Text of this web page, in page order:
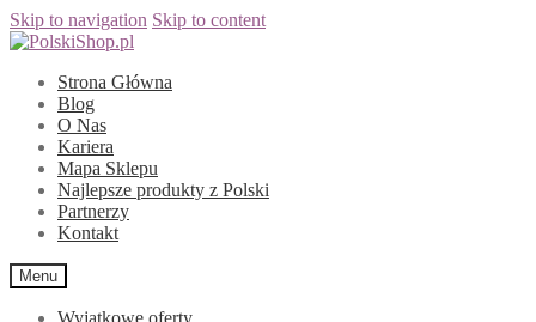
Skip to navigation Skip to content
Strona Główna
Blog
O Nas
Kariera
Mapa Sklepu
Najlepsze produkty z Polski
Partnerzy
Kontakt
Menu
Wyjątkowe oferty